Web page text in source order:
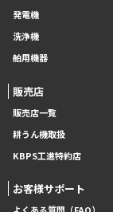
発電機
洗浄機
舶用機器
販売店
販売店一覧
耕うん機取扱
KBPS工進特約店
お客様サポート